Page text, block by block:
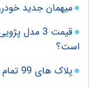
میهمان جدید خودرویی در
قیمت 3 مدل
است؟
پلاک های 99 تمام شدند/ 10 پلاک جدید خودروهای تهرانی